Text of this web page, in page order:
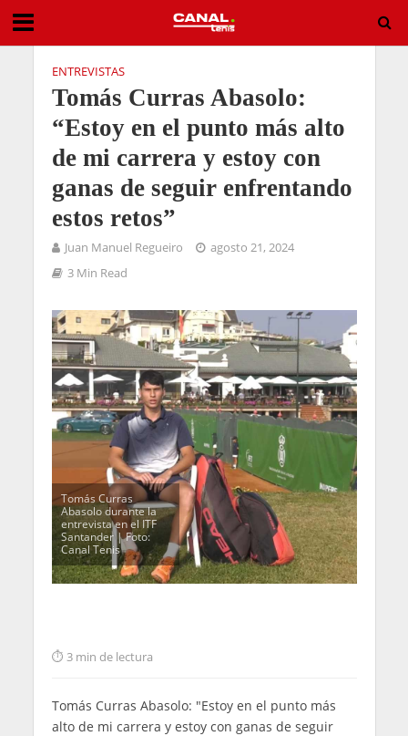
ENTREVISTAS
Tomás Curras Abasolo:
“Estoy en el punto más alto
de mi carrera y estoy con
ganas de seguir enfrentando
estos retos”
Juan Manuel Regueiro
agosto 21, 2024
3 Min Read
Tomás Curras
Abasolo durante la
entrevista en el ITF
Santander | Foto:
Canal Tenis
3 min de lectura
Tomás Curras Abasolo: "Estoy en el punto más
alto de mi carrera y estoy con ganas de seguir